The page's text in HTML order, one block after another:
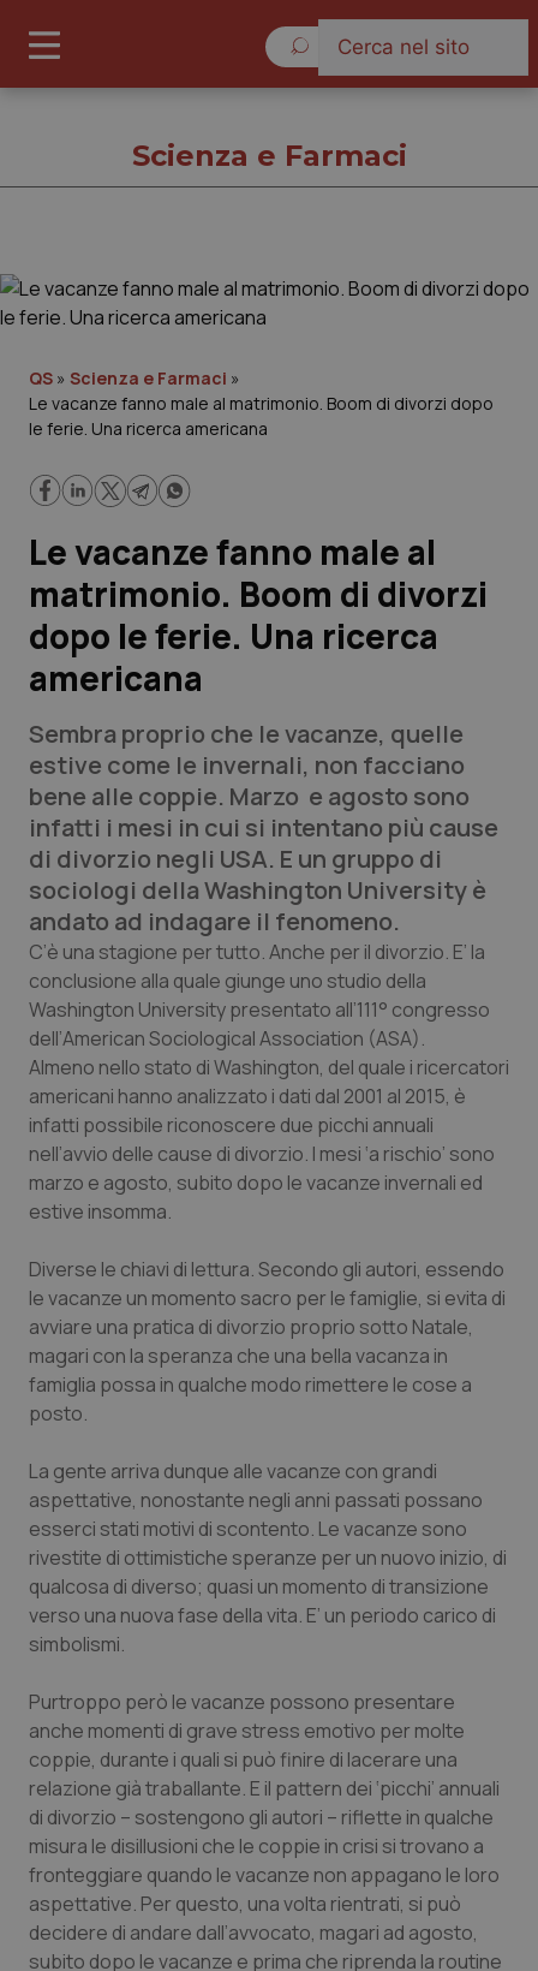
Governo e Parlamento
Regioni e Asl
Lavoro e Professioni
Scienza e Farmaci
Studi e Analisi
Lettere al direttore
Edizioni Regionali
QS Pro
Professionisti Sanitari.AI
Abruzzo
Basilicata
Calabria
Campania
Emilia-Romagna
Friuli Venezia Giulia
Lazio
Liguria
Lombardia
Marche
Molise
Piemonte
Provincia Autonoma di Bolzano
Provincia Autonoma di Trento
Puglia
Sardegna
QS Pro Gold
Artrite & artrosi
Asma & BPCO
Car-T
Colesterolo & coronaropatie
Dermatite Atopica
Diabete & glucometri
Disturbi dell’umore
Dolore
Donna & Salute
Epatiti
HIV
Infezioni & Febbre
Ipertensione & Scompenso
Malattie rare
Malattia di Crohn & Rettocolite Ulcerosa
QS Club Newsletter
Scienza e Farmaci
QS » Scienza e Farmaci »
Le vacanze fanno male al matrimonio. Boom di divorzi dopo
le ferie. Una ricerca americana
Le vacanze fanno male al
matrimonio. Boom di divorzi
dopo le ferie. Una ricerca
americana
Sembra proprio che le vacanze, quelle
estive come le invernali, non facciano
bene alle coppie. Marzo e agosto sono
infatti i mesi in cui si intentano più cause
di divorzio negli USA. E un gruppo di
sociologi della Washington University è
andato ad indagare il fenomeno.
C’è una stagione per tutto. Anche per il divorzio. E’ la
conclusione alla quale giunge uno studio della
Washington University presentato all’111° congresso
dell’American Sociological Association (ASA).
Almeno nello stato di Washington, del quale i ricercatori
americani hanno analizzato i dati dal 2001 al 2015, è
infatti possibile riconoscere due picchi annuali
nell’avvio delle cause di divorzio. I mesi ‘a rischio’ sono
marzo e agosto, subito dopo le vacanze invernali ed
estive insomma.
Diverse le chiavi di lettura. Secondo gli autori, essendo
le vacanze un momento sacro per le famiglie, si evita di
avviare una pratica di divorzio proprio sotto Natale,
magari con la speranza che una bella vacanza in
famiglia possa in qualche modo rimettere le cose a
posto.
La gente arriva dunque alle vacanze con grandi
aspettative, nonostante negli anni passati possano
esserci stati motivi di scontento. Le vacanze sono
rivestite di ottimistiche speranze per un nuovo inizio, di
qualcosa di diverso; quasi un momento di transizione
verso una nuova fase della vita. E’ un periodo carico di
simbolismi.
Purtroppo però le vacanze possono presentare
anche momenti di grave stress emotivo per molte
coppie, durante i quali si può finire di lacerare una
relazione già traballante. E il pattern dei ‘picchi’ annuali
di divorzio – sostengono gli autori – riflette in qualche
misura le disillusioni che le coppie in crisi si trovano a
fronteggiare quando le vacanze non appagano le loro
aspettative. Per questo, una volta rientrati, si può
decidere di andare dall’avvocato, magari ad agosto,
subito dopo le vacanze e prima che riprenda la routine